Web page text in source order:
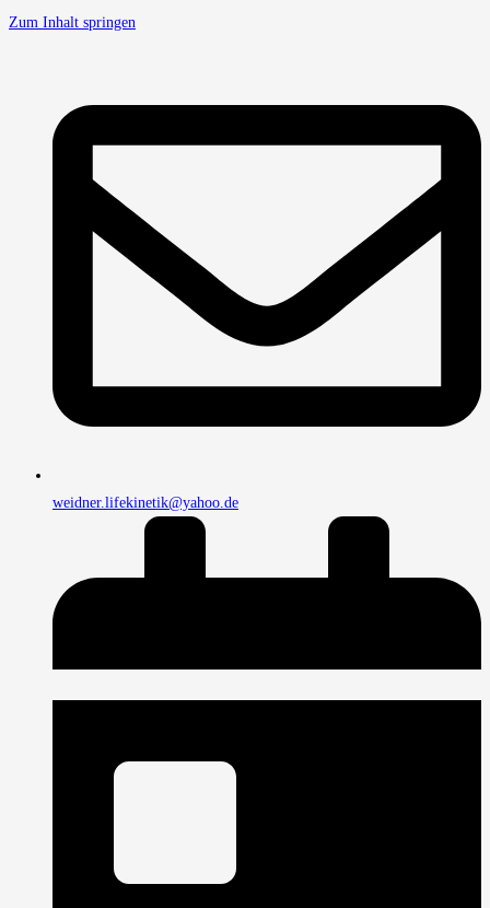
Zum Inhalt springen
weidner.lifekinetik@yahoo.de